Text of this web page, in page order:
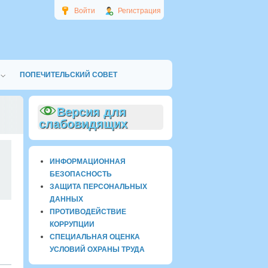
Войти Регистрация
ПОПЕЧИТЕЛЬСКИЙ СОВЕТ
Версия для
слабовидящих
ИНФОРМАЦИОННАЯ
БЕЗОПАСНОСТЬ
ЗАЩИТА ПЕРСОНАЛЬНЫХ
ДАННЫХ
ПРОТИВОДЕЙСТВИЕ
КОРРУПЦИИ
СПЕЦИАЛЬНАЯ ОЦЕНКА
УСЛОВИЙ ОХРАНЫ ТРУДА